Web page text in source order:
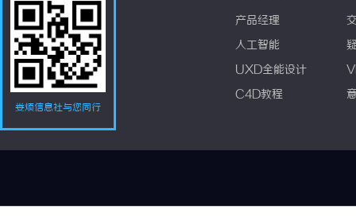
娄烦信息社与您同行
产品经理
人工智能
UXD全能设计
C4D教程